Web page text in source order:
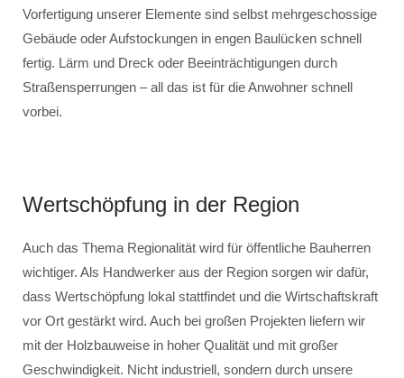
Vorfertigung unserer Elemente sind selbst mehrgeschossige
Gebäude oder Aufstockungen in engen Baulücken schnell
fertig. Lärm und Dreck oder Beeinträchtigungen durch
Straßensperrungen – all das ist für die Anwohner schnell
vorbei.
Wertschöpfung in der Region
Auch das Thema Regionalität wird für öffentliche Bauherren
wichtiger. Als Handwerker aus der Region sorgen wir dafür,
dass Wertschöpfung lokal stattfindet und die Wirtschaftskraft
vor Ort gestärkt wird. Auch bei großen Projekten liefern wir
mit der Holzbauweise in hoher Qualität und mit großer
Geschwindigkeit. Nicht industriell, sondern durch unsere